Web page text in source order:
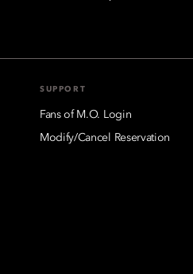
SUPPORT
Fans of M.O. Login
Modify/Cancel Reservation